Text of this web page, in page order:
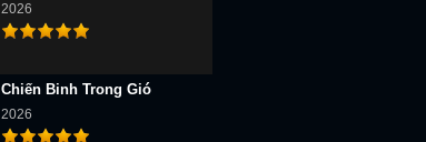
2026
Chiến Binh Trong Gió
2026